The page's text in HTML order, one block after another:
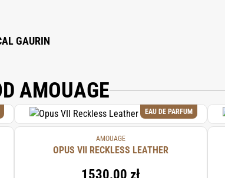
GAURIN
AMOUAGE
EAU DE PARFUM
AMOUAGE
OPUS VII RECKLESS LEATHER
1530,00 zł